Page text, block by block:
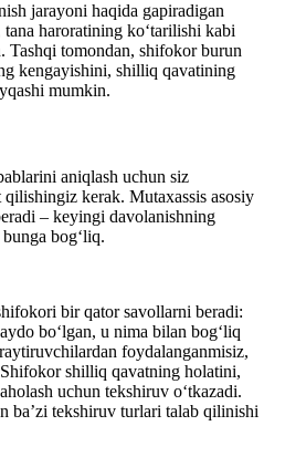
jarayoni haqida gapiradigan
haroratining ko‘tarilishi kabi
Tashqi tomondan, shifokor burun
kengayishini, shilliq qavatining
mumkin.
aniqlash uchun siz
kerak. Mutaxassis asosiy
– keyingi davolanishning
bog‘liq.
bir qator savollarni beradi:
bo‘lgan, u nima bilan bog‘liq
foydalanganmisiz,
shilliq qavatning holatini,
uchun tekshiruv o‘tkazadi.
ba’zi tekshiruv turlari talab qilinishi